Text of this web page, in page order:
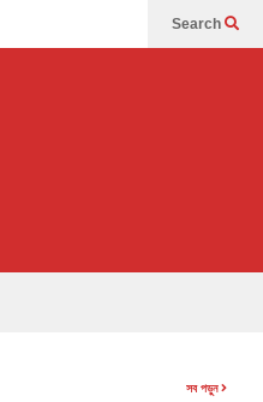
Search
সব পড়ুন